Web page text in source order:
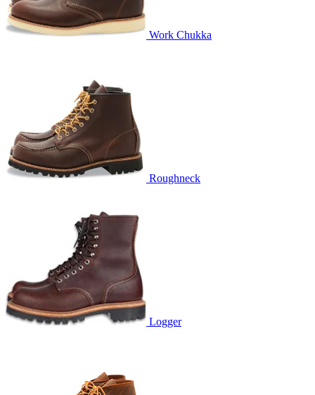
Work Chukka
Roughneck
Logger